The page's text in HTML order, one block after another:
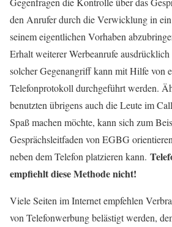
den Anrufer durch die Verwicklung in ein
seinem eigentlichen Vorhaben
Erhalt weiterer Werbeanrufe
solcher Gegenangriff kann mit Hilfe von
Telefonprotokoll durchgeführt werden.
benutzten übrigens auch die Leute im
Spaß machen möchte, kann sich zum
Gesprächsleitfaden von EGBG
neben dem Telefon platzieren kann.
empfiehlt diese Methode nicht!
Viele Seiten im Internet empfehlen
von Telefonwerbung belästigt werden,